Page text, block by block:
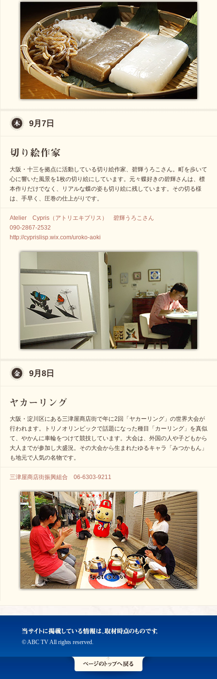
9月7日
大阪・十三を拠点に活動している切り絵作家、碧輝うろこさん。町を歩いて
心に響いた風景を1枚の切り絵にしています。元々蝶好きの碧輝さんは、標
本作りだけでなく、リアルな蝶の姿も切り絵に残しています。その切る様
は、手早く、圧巻の仕上がりです。
Atelier Cypris（アトリエキプリス） 碧輝うろこさん
090-2867-2532
http://cyprislisp.wix.com/uroko-aoki
9月8日
大阪・淀川区にある三津屋商店街で年に2回「ヤカーリング」の世界大会が
行われます。トリノオリンピックで話題になった種目「カーリング」を真似
て、やかんに車輪をつけて競技しています。大会は、外国の人や子どもから
大人までが参加し大盛況。その大会から生まれたゆるキャラ「みつかもん」
も地元で人気の名物です。
三津屋商店街振興組合 06-6303-9211
© ABC TV All rights reserved.